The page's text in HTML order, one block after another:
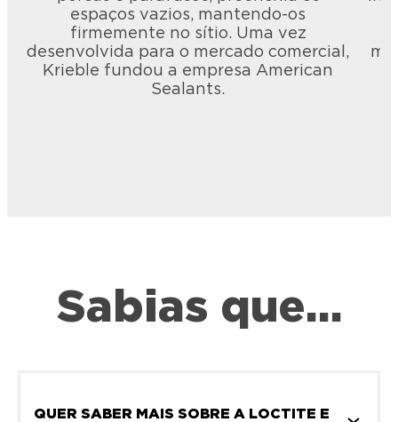
espaços vazios, mantendo-os
firmemente no sítio. Uma vez
desenvolvida para o mercado comercial,
Krieble fundou a empresa American
Sealants.
Sabias que…
QUER SABER MAIS SOBRE A LOCTITE E